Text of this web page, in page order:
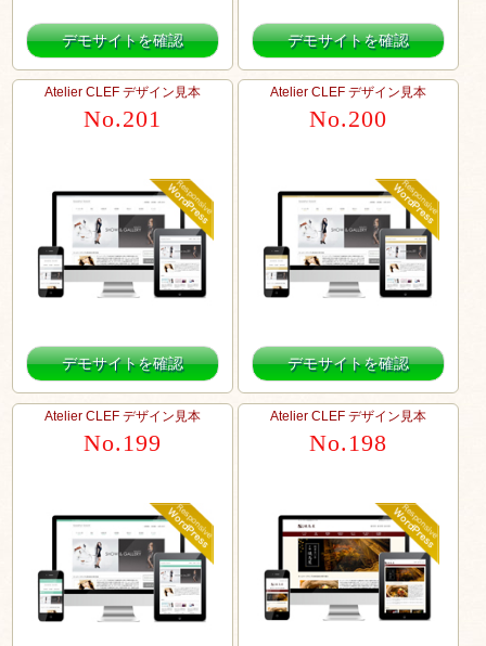
デモサイトを確認 デモサイトを確認
Atelier CLEF デザイン見本
No.201
デモサイトを確認
Atelier CLEF デザイン見本
No.200
デモサイトを確認
Atelier CLEF デザイン見本
No.199
Atelier CLEF デザイン見本
No.198